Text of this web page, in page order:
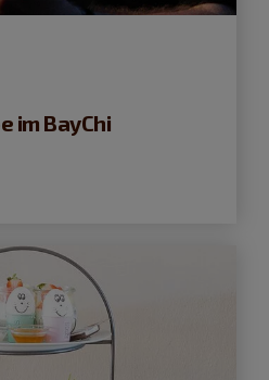
im BayChi